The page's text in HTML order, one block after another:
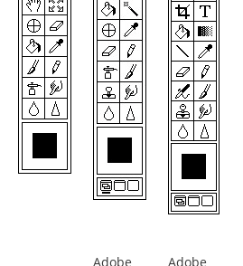
Adobe Adobe